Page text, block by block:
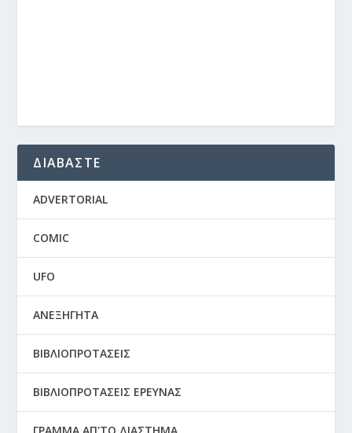
ΔΙΑΒΑΣΤΕ
ADVERTORIAL
COMIC
UFO
ΑΝΕΞΗΓΗΤΑ
ΒΙΒΛΙΟΠΡΟΤΑΣΕΙΣ
ΒΙΒΛΙΟΠΡΟΤΑΣΕΙΣ ΕΡΕΥΝΑΣ